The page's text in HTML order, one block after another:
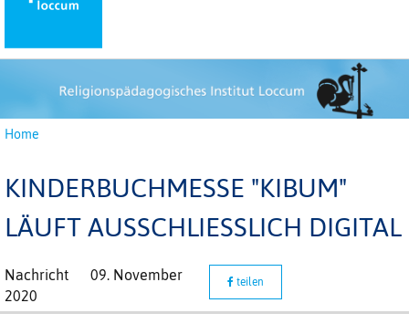
Home
KINDERBUCHMESSE "KIBUM"
LÄUFT AUSSCHLIESSLICH DIGITAL
Nachricht
09. November
2020
teilen